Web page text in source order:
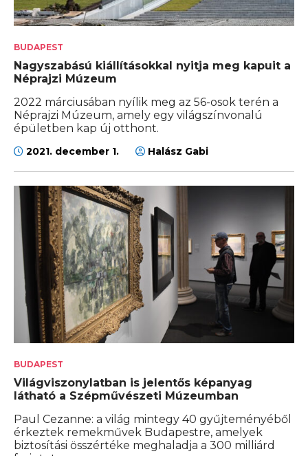
BUDAPEST
Nagyszabású kiállításokkal nyitja meg kapuit a
Néprajzi Múzeum
2022 márciusában nyílik meg az 56-osok terén a
Néprajzi Múzeum, amely egy világszínvonalú
épületben kap új otthont.
2021. december 1. Halász Gabi
BUDAPEST
Világviszonylatban is jelentős képanyag
látható a Szépművészeti Múzeumban
Paul Cezanne: a világ mintegy 40 gyűjteményéből
érkeztek remekművek Budapestre, amelyek
biztosítási összértéke meghaladja a 300 milliárd